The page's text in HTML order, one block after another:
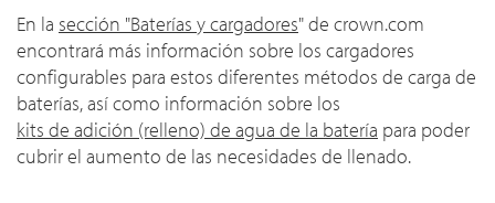
En la sección "Baterías y cargadores" de crown.com
encontrará más información sobre los cargadores
configurables para estos diferentes métodos de carga de
baterías, así como información sobre los
kits de adición (relleno) de agua de la batería para poder
cubrir el aumento de las necesidades de llenado.